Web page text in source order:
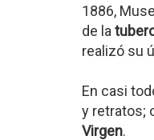
1886,
de la
realizó su
En casi
y retratos;
Virgen.